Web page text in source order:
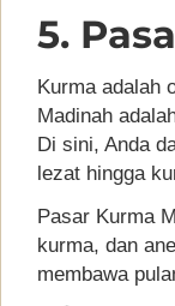
5.
Kurma adalah
Madinah
Di sini, Anda
lezat hingga
Pasar Kurma
kurma, dan
membawa